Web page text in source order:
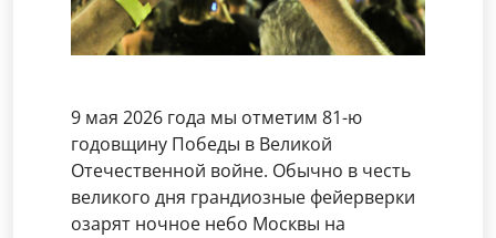
9 мая 2026 года мы отметим 81-ю
годовщину Победы в Великой
Отечественной войне. Обычно в честь
великого дня грандиозные фейерверки
озарят ночное небо Москвы на